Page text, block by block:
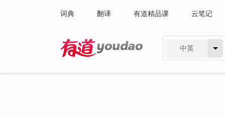
词典 翻译 有道精品课 云笔记
中英